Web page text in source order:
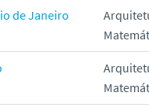
de Janeiro